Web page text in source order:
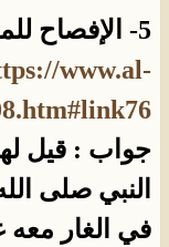
5- الإفصاح للمفيد (413 هـ) صفحة185
www.al-
جواب : قيل
النبي صلى
في الغار